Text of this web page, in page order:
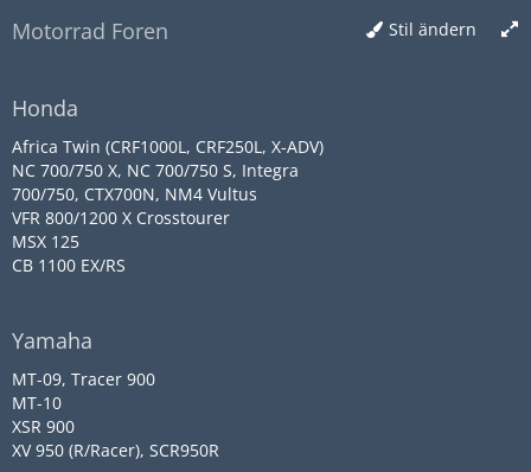
Stil ändern
Motorrad Foren
Honda
Africa Twin (CRF1000L, CRF250L, X-ADV)
NC 700/750 X, NC 700/750 S, Integra
700/750, CTX700N, NM4 Vultus
VFR 800/1200 X Crosstourer
MSX 125
CB 1100 EX/RS
Yamaha
MT-09, Tracer 900
MT-10
XSR 900
XV 950 (R/Racer), SCR950R